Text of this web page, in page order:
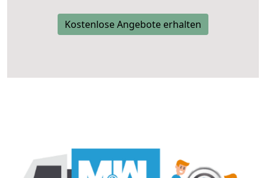
Kostenlose Angebote erhalten